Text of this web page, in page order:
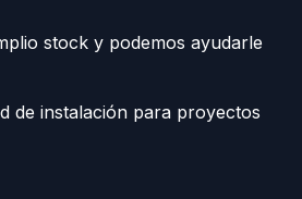
stock y podemos ayudarle
de instalación para proyectos